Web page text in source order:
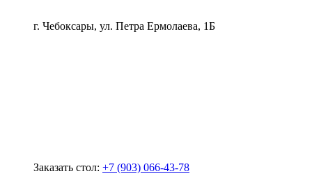
г. Чебоксары, ул. Петра Ермолаева, 1Б
Заказать стол: +7 (903) 066-43-78